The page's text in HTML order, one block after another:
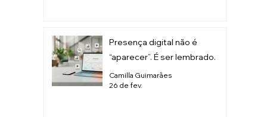
Presença digital não é
“aparecer”. É ser lembrado.
Camilla Guimarães
26 de fev.